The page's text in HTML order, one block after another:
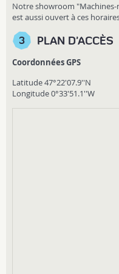
Notre showroom "Machines-
est aussi ouvert à ces
3 PLAN D'ACCÈS
Coordonnées GPS
Latitude 47°22'07.9''N
Longitude 0°33'51.1''W